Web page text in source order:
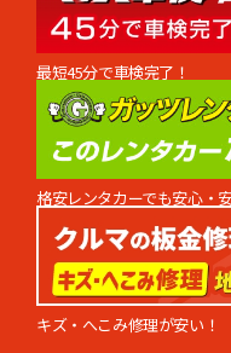
\重要なお知らせ/
【1月店休日並びに年末
誠に勝手ながら
毎週火曜日、第1、第3
また12月29日(月)〜1月
ただきます。
お客さまにはご迷惑を
卒よろしくお願いいたし
カインドアウトレット
2025.11.30
【12月店休日並びに年
最短45分で車検完了！
格安レンタカーでも安心・
キズ・へこみ修理が安い！